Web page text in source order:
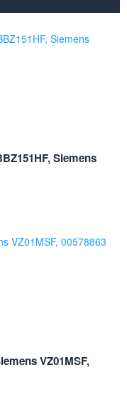
Siemens
VZ01MSF,